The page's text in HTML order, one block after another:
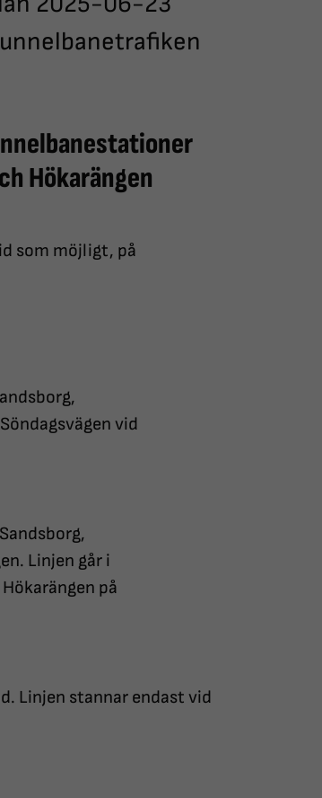
Hökarängen
som möjligt, på
vid
Linjen går i
på
Linjen stannar endast vid